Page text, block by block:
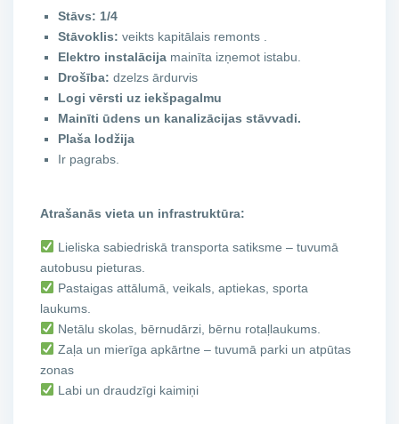
Stāvs: 1/4
Stāvoklis: veikts kapitālais remonts .
Elektro instalācija mainīta izņemot istabu.
Drošība: dzelzs ārdurvis
Logi vērsti uz iekšpagalmu
Mainīti ūdens un kanalizācijas stāvvadi.
Plaša lodžija
Ir pagrabs.
Atrašanās vieta un infrastruktūra:
Lieliska sabiedriskā transporta satiksme – tuvumā
autobusu pieturas.
Pastaigas attālumā, veikals, aptiekas, sporta
laukums.
Netālu skolas, bērnudārzi, bērnu rotaļlaukums.
Zaļa un mierīga apkārtne – tuvumā parki un atpūtas
zonas
Labi un draudzīgi kaimiņi